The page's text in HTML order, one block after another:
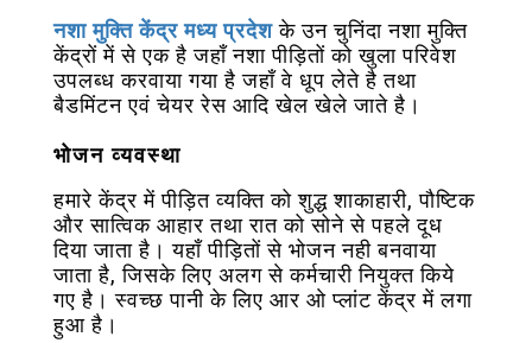
नशा मुक्ति केंद्र मध्य प्रदेशके उन चुनिंदा नशा मुक्ति
केंद्रों में से एक है जहाँ नशा पीड़ितों को खुला परिवेश
उपलब्ध करवाया गया है जहाँ वे धूप लेते है तथा
बैडमिंटन एवं चेयर रेस आदि खेल खेले जाते है।
भोजन व्यवस्था
हमारे केंद्र में पीड़ित व्यक्ति को शुद्ध शाकाहारी, पौष्टिक
और सात्विक आहार तथा रात को सोने से पहले दूध
दिया जाता है। यहाँ पीड़ितों से भोजन नही बनवाया
जाता है, जिसके लिए अलग से कर्मचारी नियुक्त किये
गए है। स्वच्छ पानी के लिए आर ओ प्लांट केंद्र में लगा
हुआ है।